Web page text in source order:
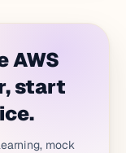
AWS
start
mock